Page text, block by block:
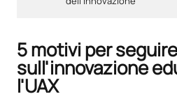
5 motivi per
sull'innovazione
l'UAX